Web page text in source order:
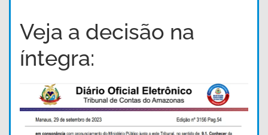
Veja a decisão na
íntegra: